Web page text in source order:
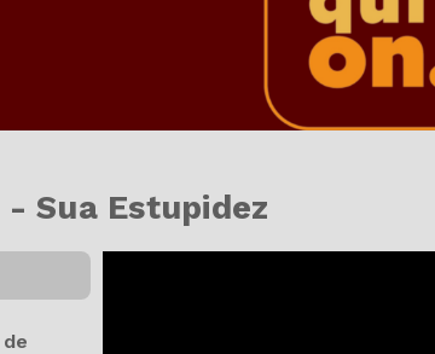
Sua Estupidez